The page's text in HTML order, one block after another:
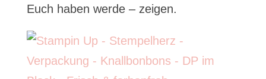
Euch haben werde – zeigen.